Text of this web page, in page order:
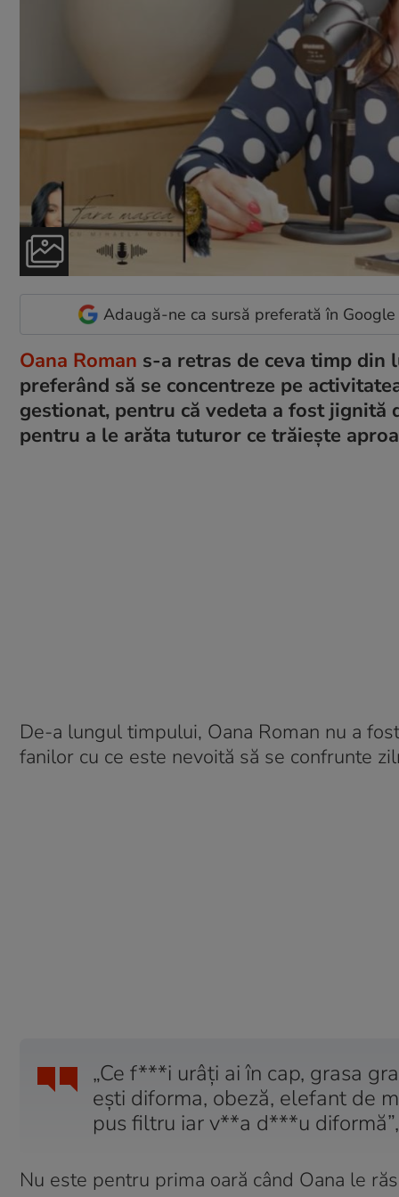
Adaugă-ne ca sursă preferată în Google
Oana Roman s-a retras de ceva timp din
preferând să se concentreze pe
gestionat, pentru că vedeta a fost jignită
pentru a le arăta tuturor ce trăiește
De-a lungul timpului, Oana Roman nu a
fanilor cu ce este nevoită să se confrunte
„Ce f***i urâți ai în cap, grasa
ești diforma, obeză, elefant de
pus filtru iar v**a d***u
Nu este pentru prima oară când Oana le